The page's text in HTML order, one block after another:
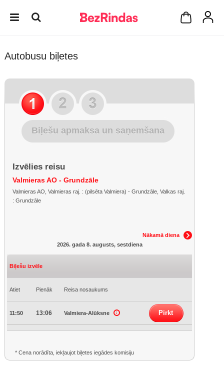
Autobusu biļetes
Biļešu apmaksa un saņemšana
Izvēlies reisu
Valmieras AO - Grundzāle
Valmieras AO, Valmieras raj. : (pilsēta Valmiera) - Grundzāle, Valkas raj.
: Grundzāle
Nākamā diena
2026. gada 8. augusts, sestdiena
Biļešu izvēle
Atiet Pienāk Reisa nosaukums
11:50 13:06 Valmiera-Alūksne Pirkt
* Cena norādīta, iekļaujot biļetes iegādes komisiju